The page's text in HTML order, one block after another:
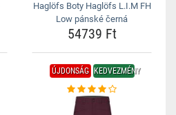
Haglöfs Boty Haglöfs L.I.M FH
Low pánské černá
54739 Ft
ÚJDONSÁG KEDVEZMÉNY